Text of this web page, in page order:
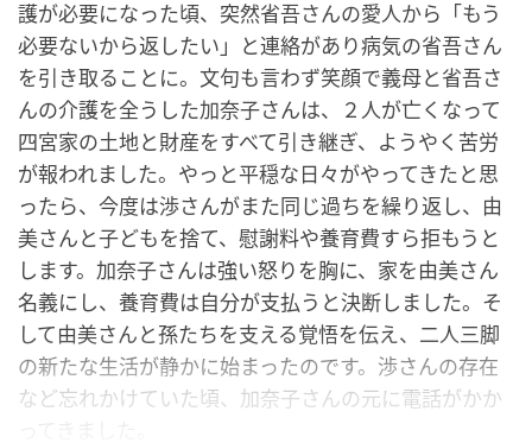
護が必要になった頃、突然省吾さんの愛人から「もう
必要ないから返したい」と連絡があり病気の省吾さん
を引き取ることに。文句も言わず笑顔で義母と省吾さ
んの介護を全うした加奈子さんは、２人が亡くなって
四宮家の土地と財産をすべて引き継ぎ、ようやく苦労
が報われました。やっと平穏な日々がやってきたと思
ったら、今度は渉さんがまた同じ過ちを繰り返し、由
美さんと子どもを捨て、慰謝料や養育費すら拒もうと
します。加奈子さんは強い怒りを胸に、家を由美さん
名義にし、養育費は自分が支払うと決断しました。そ
して由美さんと孫たちを支える覚悟を伝え、二人三脚
の新たな生活が静かに始まったのです。渉さんの存在
など忘れかけていた頃、加奈子さんの元に電話がかか